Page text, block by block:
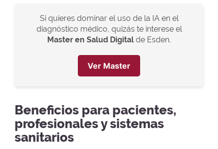
Si quieres dominar el uso de la IA en el
diagnóstico médico, quizás te interese el
Master en Salud Digital de Esden.
Ver Master
Beneficios para pacientes,
profesionales y sistemas
sanitarios